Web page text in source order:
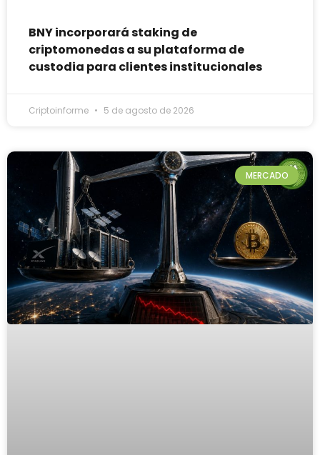
BNY incorporará staking de
criptomonedas a su plataforma de
custodia para clientes institucionales
Criptoinforme 5 de agosto de 2026
MERCADO